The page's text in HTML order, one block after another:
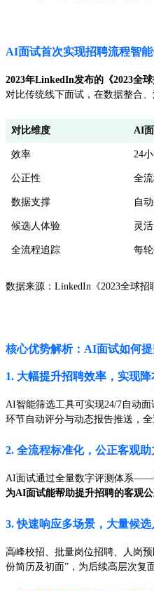
AI面试首次实现招聘流程智
2023年LinkedIn发布的《2023全球
对比传统线下面试，在数据整合
对比维度 AI
效率 24
公正性 全
数据支撑 自
候选人体验 灵
全流程追踪 每
数据来源：LinkedIn《2023全球
核心优势解析：AI面试如何提
1. 大幅提升招聘效率，实现
AI智能筛选工具可实现24/7自动面
环节自动评分与动态报告推送，
2. 全流程标准化，公正客观
AI面试通过全量数字评测体系——
为AI面试能帮助提升招聘的客观
3. 快速响应多场景，大量候
高峰校招、批量岗位招聘、人岗
份简历及初面”，为后续高层次复